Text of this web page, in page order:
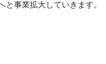
と事業拡大していきます。